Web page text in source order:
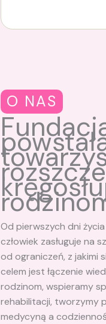
O NAS
Od pierwszych dni
człowiek zasługuje na
od ograniczeń, z jakimi
celem jest łączenie
rodzinom, wspieramy
rehabilitacji, tworzymy
medycyną a